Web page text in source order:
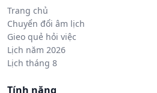
Trang chủ
Chuyển đổi âm lịch
Gieo quẻ hỏi việc
Lịch năm 2026
Lịch tháng 8
Tính năng